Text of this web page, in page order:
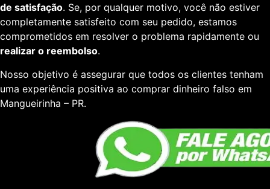
de satisfação. Se, por qualquer motivo, você não estiver
completamente satisfeito com seu pedido, estamos
comprometidos em resolver o problema rapidamente ou
realizar o reembolso.
Nosso objetivo é assegurar que todos os clientes tenham
uma experiência positiva ao comprar dinheiro falso em
Mangueirinha – PR.